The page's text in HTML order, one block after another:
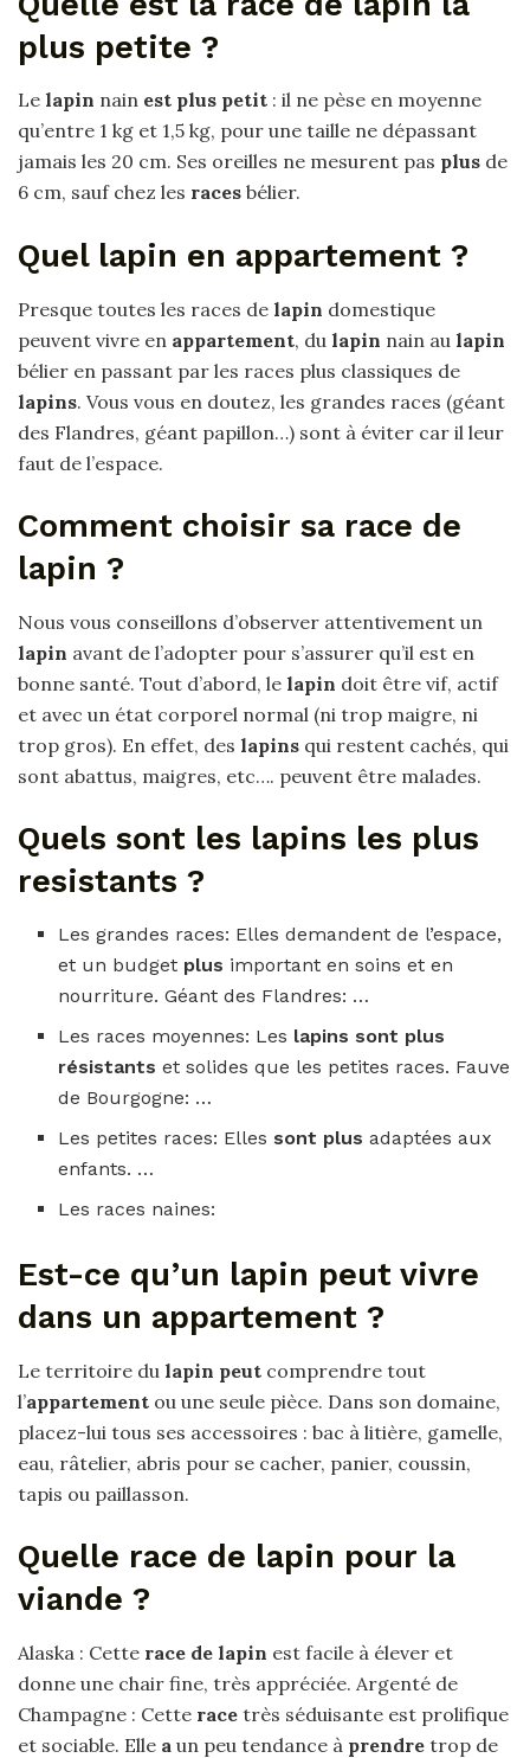
plus petite ?
Le lapin nain est plus petit : il ne pèse en moyenne
qu’entre 1 kg et 1,5 kg, pour une taille ne dépassant
jamais les 20 cm. Ses oreilles ne mesurent pas plus de
6 cm, sauf chez les races bélier.
Quel lapin en appartement ?
Presque toutes les races de lapin domestique
peuvent vivre en appartement, du lapin nain au lapin
bélier en passant par les races plus classiques de
lapins. Vous vous en doutez, les grandes races (géant
des Flandres, géant papillon…) sont à éviter car il leur
faut de l’espace.
Comment choisir sa race de
lapin ?
Nous vous conseillons d’observer attentivement un
lapin avant de l’adopter pour s’assurer qu’il est en
bonne santé. Tout d’abord, le lapin doit être vif, actif
et avec un état corporel normal (ni trop maigre, ni
trop gros). En effet, des lapins qui restent cachés, qui
sont abattus, maigres, etc…. peuvent être malades.
Quels sont les lapins les plus
resistants ?
Les grandes races: Elles demandent de l’espace,
et un budget plus important en soins et en
nourriture. Géant des Flandres: …
Les races moyennes: Les lapins sont plus
résistantset solides que les petites races. Fauve
de Bourgogne: …
Les petites races: Elles sont plusadaptées aux
enfants. …
Les races naines:
Est-ce qu’un lapin peut vivre
dans un appartement ?
Le territoire du lapin peut comprendre tout
l’appartement ou une seule pièce. Dans son domaine,
placez-lui tous ses accessoires : bac à litière, gamelle,
eau, râtelier, abris pour se cacher, panier, coussin,
tapis ou paillasson.
Quelle race de lapin pour la
viande ?
Alaska : Cette race de lapin est facile à élever et
donne une chair fine, très appréciée. Argenté de
Champagne : Cette race très séduisante est prolifique
et sociable. Elle a un peu tendance à prendre trop de